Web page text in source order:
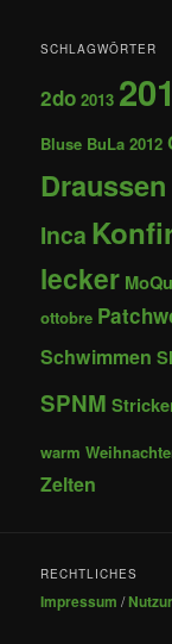
SCHLAGWÖRTER
2do 2013
Bluse BuLa 2012
Draussen
Inca
lecker
ottobre
Schwimmen
SPNM
warm
Zelten
RECHTLICHES
Impressum /